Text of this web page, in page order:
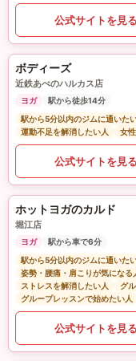
公式サイトを見る
ボディーズ
近鉄あべのハルカス店
ヨガ
駅から徒歩14分
駅から5分以内のジムに通いた
運動不足を解消したい人
女
公式サイトを見る
ホットヨガのカルド
堀江店
ヨガ
駅から車で6分
駅から5分以内のジムに通いた
姿勢・腰痛・肩こりが気になる
ストレスを解消したい人
グ
グループレッスンで始めたい人
公式サイトを見る